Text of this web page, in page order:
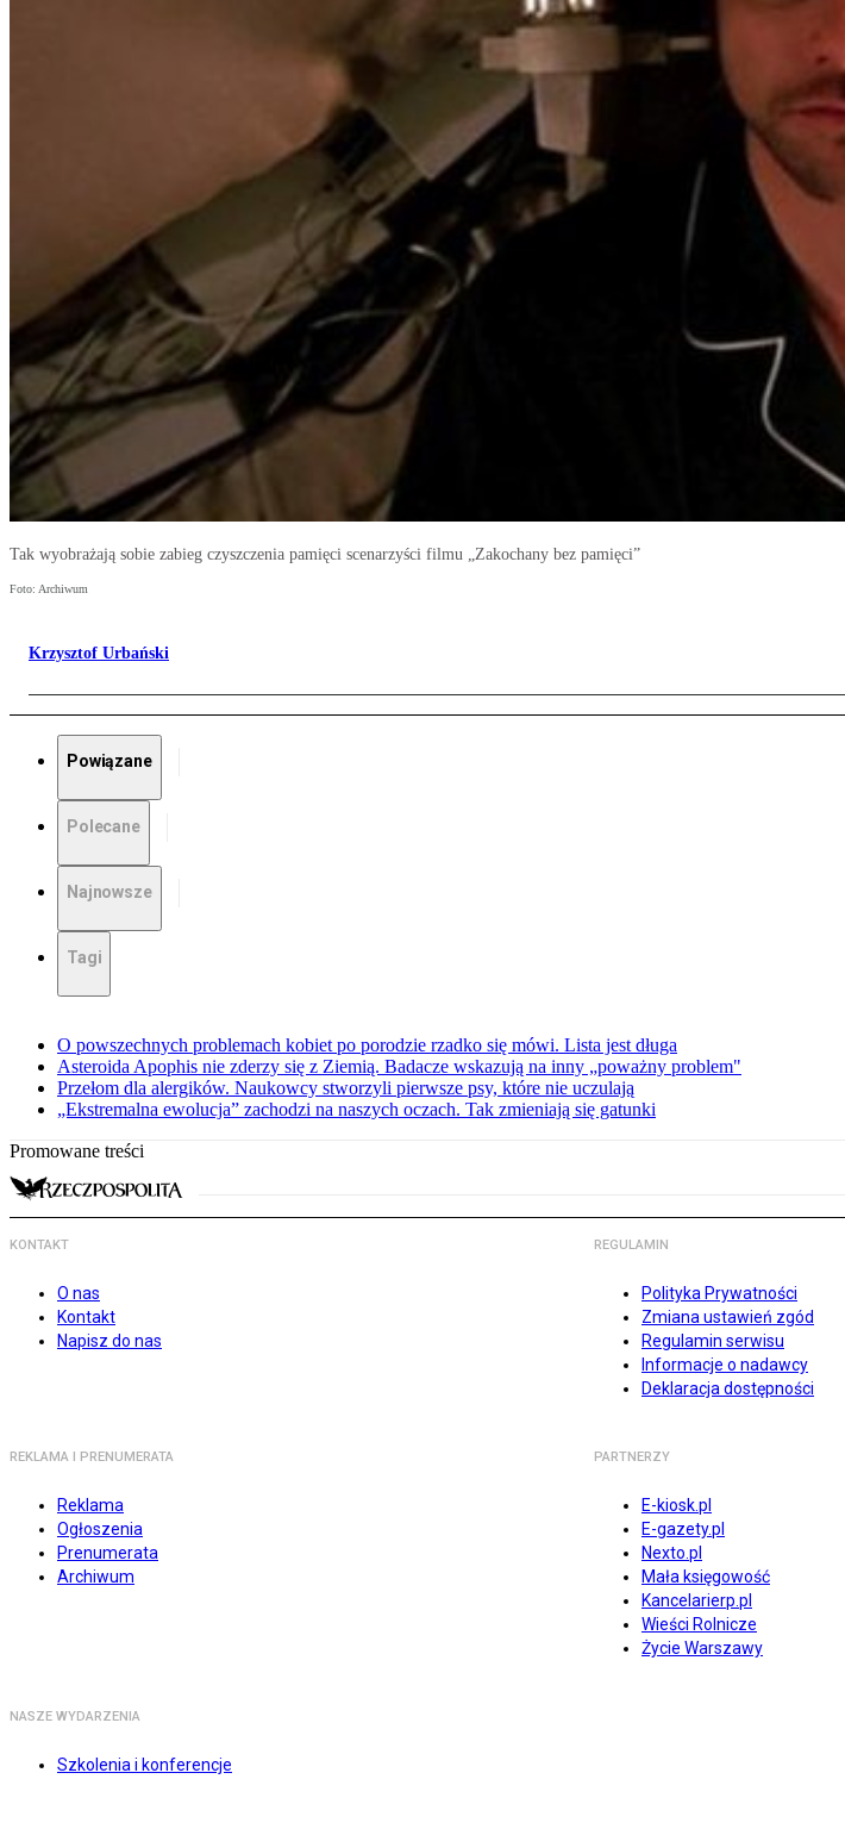
Tak wyobrażają sobie zabieg czyszczenia pamięci scenarzyści filmu „Zakochany bez pamięci”
Foto: Archiwum
Krzysztof Urbański
Powiązane
Polecane
Najnowsze
Tagi
O powszechnych problemach kobiet po porodzie rzadko się mówi. Lista jest długa
Asteroida Apophis nie zderzy się z Ziemią. Badacze wskazują na inny „poważny problem"
Przełom dla alergików. Naukowcy stworzyli pierwsze psy, które nie uczulają
„Ekstremalna ewolucja” zachodzi na naszych oczach. Tak zmieniają się gatunki
Promowane treści
KONTAKT
O nas
Kontakt
Napisz do nas
REGULAMIN
Polityka Prywatności
Zmiana ustawień zgód
Regulamin serwisu
Informacje o nadawcy
Deklaracja dostępności
REKLAMA I PRENUMERATA
Reklama
Ogłoszenia
Prenumerata
Archiwum
PARTNERZY
E-kiosk.pl
E-gazety.pl
Nexto.pl
Mała księgowość
Kancelarierp.pl
Wieści Rolnicze
Życie Warszawy
NASZE WYDARZENIA
Szkolenia i konferencje